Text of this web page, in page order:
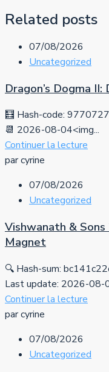
Related posts
07/08/2026
Uncategorized
Dragon’s Dogma
🧮 Hash-code:
📆 2026-08-04<img...
Continuer la lecture
par cyrine
07/08/2026
Uncategorized
Vishwanath &
Magnet
🔍 Hash-sum:
Last update: 2026-08-
Continuer la lecture
par cyrine
07/08/2026
Uncategorized